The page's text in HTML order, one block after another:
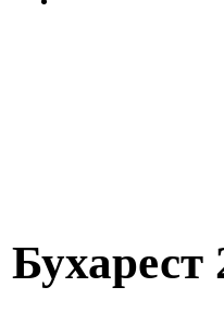
Бухарест